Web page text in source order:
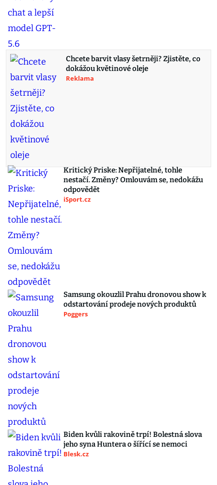
Chcete barvit vlasy šetrněji? Zjistěte, co
dokážou květinové oleje
Reklama
Kritický Priske: Nepřijatelné, tohle
nestačí. Změny? Omlouvám se, nedokážu
odpovědět
iSport.cz
Samsung okouzlil Prahu dronovou show k
odstartování prodeje nových produktů
Poggers
Biden kvůli rakovině trpí! Bolestná slova
jeho syna Huntera o šířící se nemoci
Blesk.cz